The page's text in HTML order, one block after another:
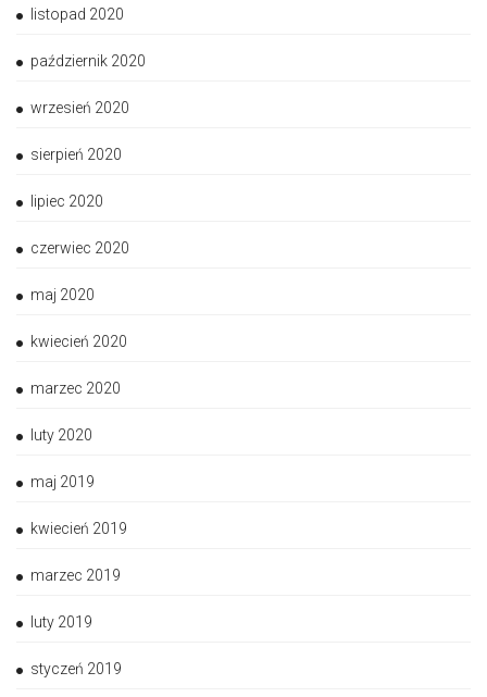
listopad 2020
październik 2020
wrzesień 2020
sierpień 2020
lipiec 2020
czerwiec 2020
maj 2020
kwiecień 2020
marzec 2020
luty 2020
maj 2019
kwiecień 2019
marzec 2019
luty 2019
styczeń 2019